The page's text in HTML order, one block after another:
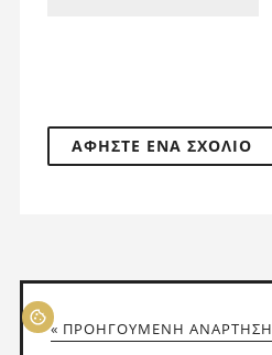
« ΠΡΟΗΓΟΎΜΕΝΗ ΑΝΆΡΤΗΣΗ